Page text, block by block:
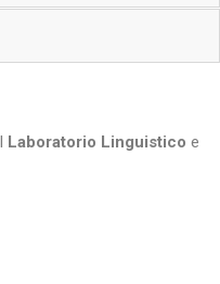
Laboratorio Linguistico e